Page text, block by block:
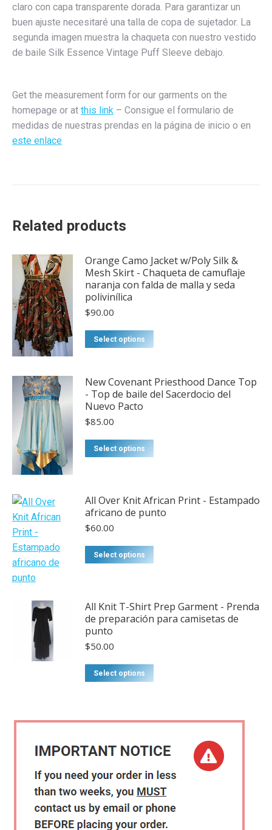
claro con capa transparente dorada. Para garantizar un
buen ajuste necesitaré una talla de copa de sujetador. La
segunda imagen muestra la chaqueta con nuestro vestido
de baile Silk Essence Vintage Puff Sleeve debajo.
Get the measurement form for our garments on the
homepage or at this link – Consigue el formulario de
medidas de nuestras prendas en la página de inicio o en
este enlace
Related products
Orange Camo Jacket w/Poly Silk &
Mesh Skirt - Chaqueta de camuflaje
naranja con falda de malla y seda
polivinílica
$90.00
Select options
New Covenant Priesthood Dance Top
- Top de baile del Sacerdocio del
Nuevo Pacto
$85.00
Select options
All Over Knit African Print - Estampado
africano de punto
$60.00
Select options
All Knit T-Shirt Prep Garment - Prenda
de preparación para camisetas de
punto
$50.00
Select options
The
may
be
chosen
on